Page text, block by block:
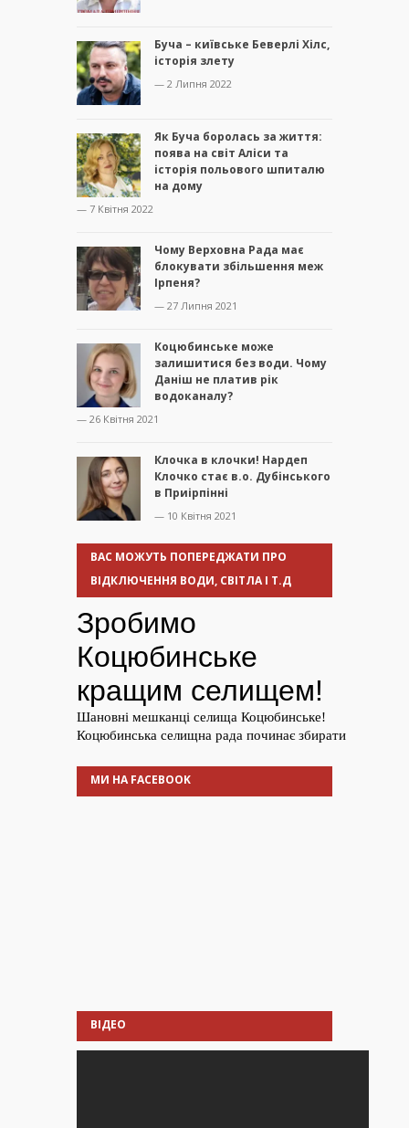
Буча – київське Беверлі Хілс,
історія злету
— 2 Липня 2022
Як Буча боролась за життя:
поява на світ Аліси та
історія польового шпиталю
на дому
— 7 Квітня 2022
Чому Верховна Рада має
блокувати збільшення меж
Ірпеня?
— 27 Липня 2021
Коцюбинське може
залишитися без води. Чому
Даніш не платив рік
водоканалу?
— 26 Квітня 2021
Клочка в клочки! Нардеп
Клочко стає в.о. Дубінського
в Приірпінні
— 10 Квітня 2021
ВАС МОЖУТЬ ПОПЕРЕДЖАТИ ПРО
ВІДКЛЮЧЕННЯ ВОДИ, СВІТЛА І Т.Д
МИ НА FACEBOOK
ВІДЕО